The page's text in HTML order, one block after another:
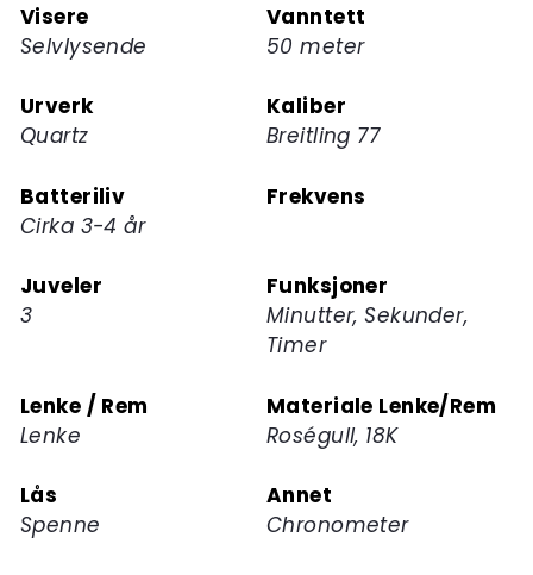
Visere
Selvlysende
Vanntett
50 meter
Urverk
Quartz
Kaliber
Breitling 77
Batteriliv
Cirka 3-4 år
Frekvens
Juveler
3
Funksjoner
Minutter, Sekunder,
Timer
Lenke / Rem
Lenke
Materiale Lenke/Rem
Roségull, 18K
Lås
Spenne
Annet
Chronometer